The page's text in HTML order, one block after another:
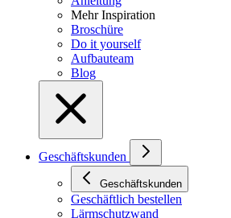
Mehr Inspiration
Broschüre
Do it yourself
Aufbauteam
Blog
Geschäftskunden
Geschäftskunden
Geschäftlich bestellen
Lärmschutzwand